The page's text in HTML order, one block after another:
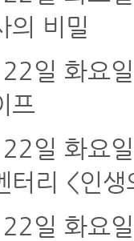
의 비밀
일 화요일
프
일 화요일
터리 <인생
일 화요일